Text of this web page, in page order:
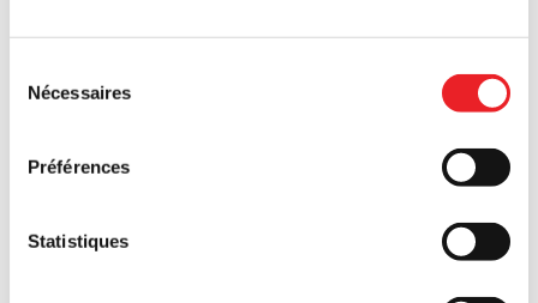
Nécessaires
Préférences
Statistiques